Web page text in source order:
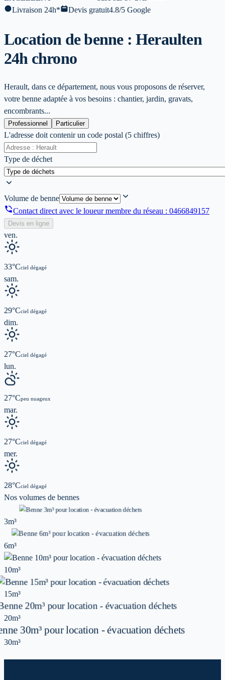
Livraison 24h* Devis gratuit4.8/5 Google
Location de benne : Heraulten
24h chrono
Herault, dans ce département, nous vous proposons de réserver,
votre benne adaptée à vos besoins : chantier, jardin, gravats,
encombrants...
Professionnel Particulier
L'adresse doit contenir un code postal (5 chiffres)
Type de déchet
Volume de benne
Contact direct avec le loueur membre du réseau : 0466849157
Devis en ligne
ven.
33°Cciel dégagé
sam.
29°Cciel dégagé
dim.
27°Cciel dégagé
lun.
27°Cpeu nuageux
mar.
27°Cciel dégagé
mer.
28°Cciel dégagé
Nos volumes de bennes
3m³
6m³
10m³
15m³
20m³
30m³